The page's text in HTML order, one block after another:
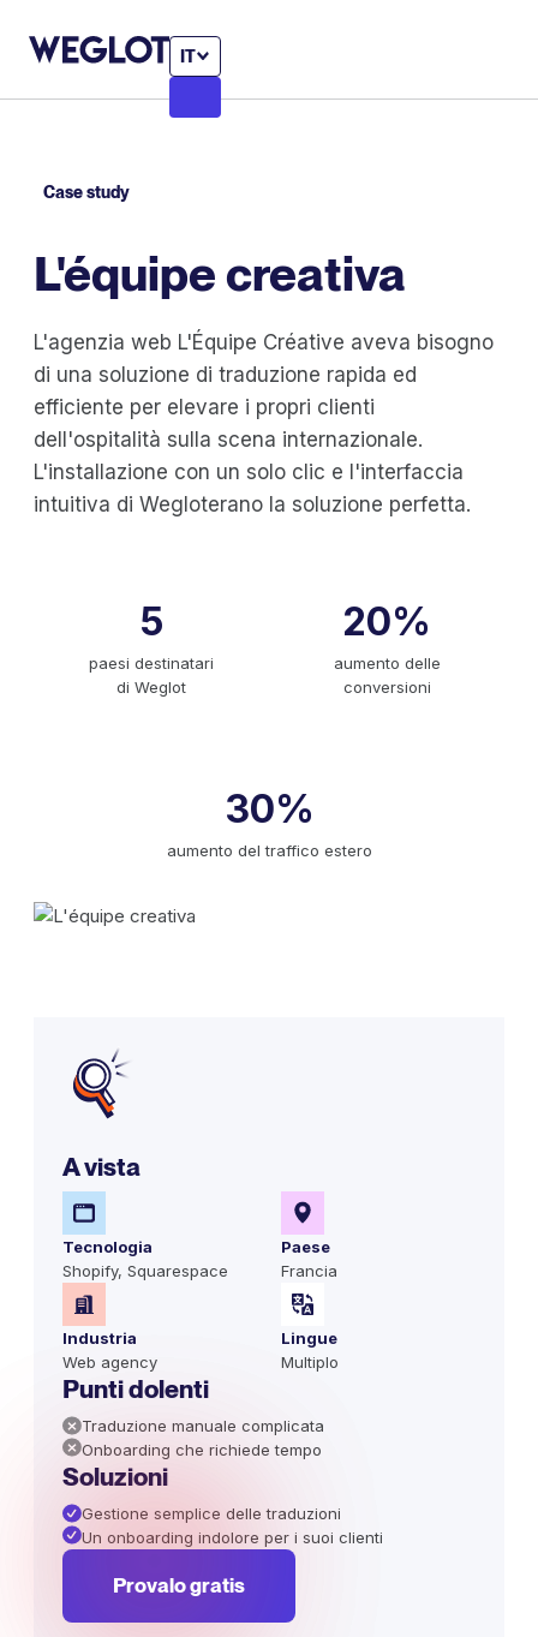
IT
Case study
L'équipe creativa
L'agenzia web L'Équipe Créative aveva bisogno
di una soluzione di traduzione rapida ed
efficiente per elevare i propri clienti
dell'ospitalità sulla scena internazionale.
L'installazione con un solo clic e l'interfaccia
intuitiva di Wegloterano la soluzione perfetta.
5
paesi destinatari
di Weglot
20%
aumento delle
conversioni
30%
aumento del traffico estero
A vista
Tecnologia
Shopify, Squarespace
Paese
Francia
Industria
Web agency
Lingue
Multiplo
Punti dolenti
Traduzione manuale complicata
Onboarding che richiede tempo
Soluzioni
Gestione semplice delle traduzioni
Un onboarding indolore per i suoi clienti
Provalo gratis